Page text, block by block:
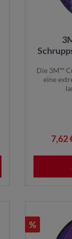
10/
Die 3M™
eine
7,62
%